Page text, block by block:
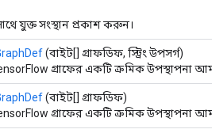
যুক্ত সংস্থান প্রকাশ করুন।
(বাইট[] গ্রাফডিফ, স্ট্রিং উপসর্গ)
গ্রাফের একটি ক্রমিক উপস্থাপনা
(বাইট[] গ্রাফডিফ)
গ্রাফের একটি ক্রমিক উপস্থাপনা